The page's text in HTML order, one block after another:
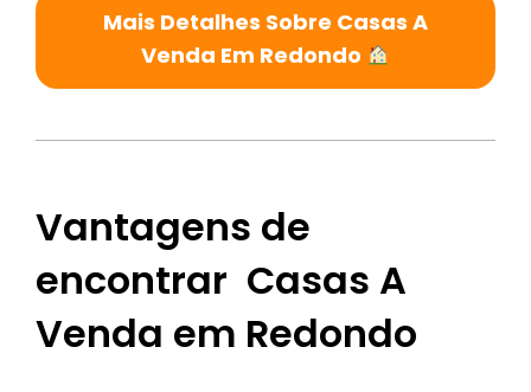
Mais Detalhes Sobre Casas A
Venda Em Redondo
Vantagens de
encontrar Casas A
Venda em Redondo